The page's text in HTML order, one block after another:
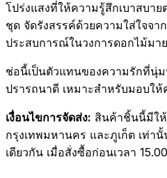
โปร่งแสงที่ให้ความรู้สึกเบาสบา
ชุด จัดรังสรรค์ด้วยความใส่ใจจ
ประสบการณ์ในวงการดอกไม้มา
ช่อนี้เป็นตัวแทนของความรักที่นุ่
ปรารถนาดี เหมาะสำหรับมอบให้
เงื่อนไขการจัดส่ง: สินค้าชิ้นนี้มีใ
กรุงเทพมหานคร และภูเก็ต เท่า
เดียวกัน เมื่อสั่งซื้อก่อนเวลา